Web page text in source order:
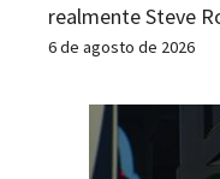
realmente Steve
6 de agosto de 2026